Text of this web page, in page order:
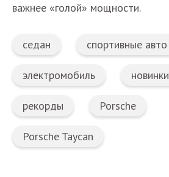
важнее «голой» мощности.
седан спортивные авто
электромобиль новинки
рекорды Porsche
Porsche Taycan